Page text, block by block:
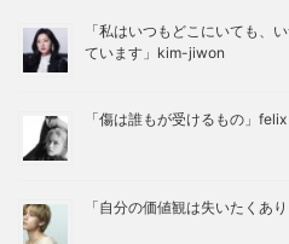
「私はいつもどこにいても、
ています」kim-jiwon
「傷は誰もが受けるもの」
「自分の価値観は失いたくあ